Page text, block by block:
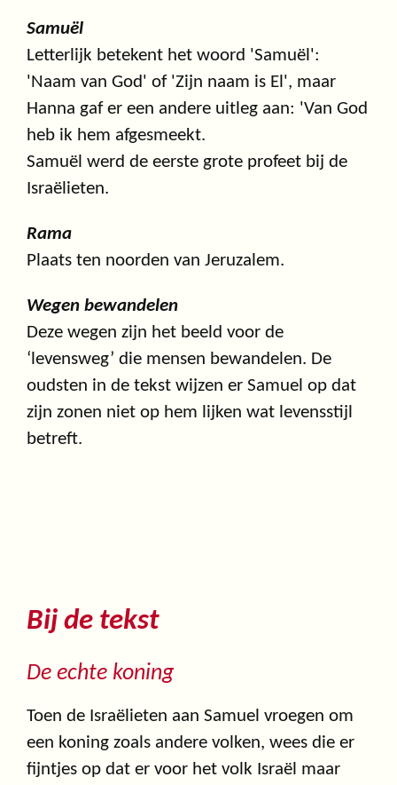
Samuël
Letterlijk betekent het woord 'Samuël':
'Naam van God' of 'Zijn naam is El', maar
Hanna gaf er een andere uitleg aan: 'Van God
heb ik hem afgesmeekt.
Samuël werd de eerste grote profeet bij de
Israëlieten.
Rama
Plaats ten noorden van Jeruzalem.
Wegen bewandelen
Deze wegen zijn het beeld voor de
‘levensweg’ die mensen bewandelen. De
oudsten in de tekst wijzen er Samuel op dat
zijn zonen niet op hem lijken wat levensstijl
betreft.
Bij de tekst
De echte koning
Toen de Israëlieten aan Samuel vroegen om
een koning zoals andere volken, wees die er
fijntjes op dat er voor het volk Israël maar